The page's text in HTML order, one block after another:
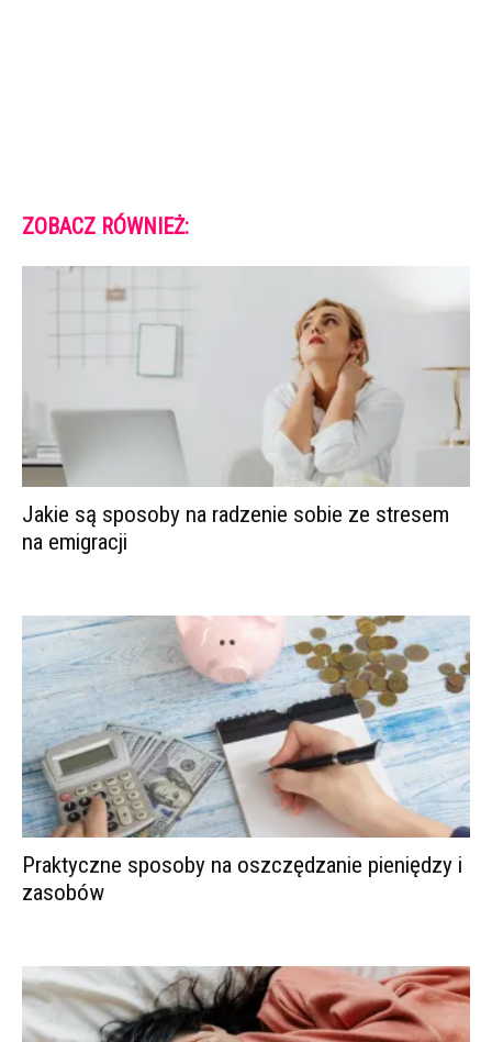
ZOBACZ RÓWNIEŻ:
Jakie są sposoby na radzenie sobie ze stresem
na emigracji
Praktyczne sposoby na oszczędzanie pieniędzy i
zasobów